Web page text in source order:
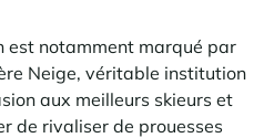
montagne par Cimalpes
est notamment marqué par
Neige, véritable institution
aux meilleurs skieurs et
de rivaliser de prouesses